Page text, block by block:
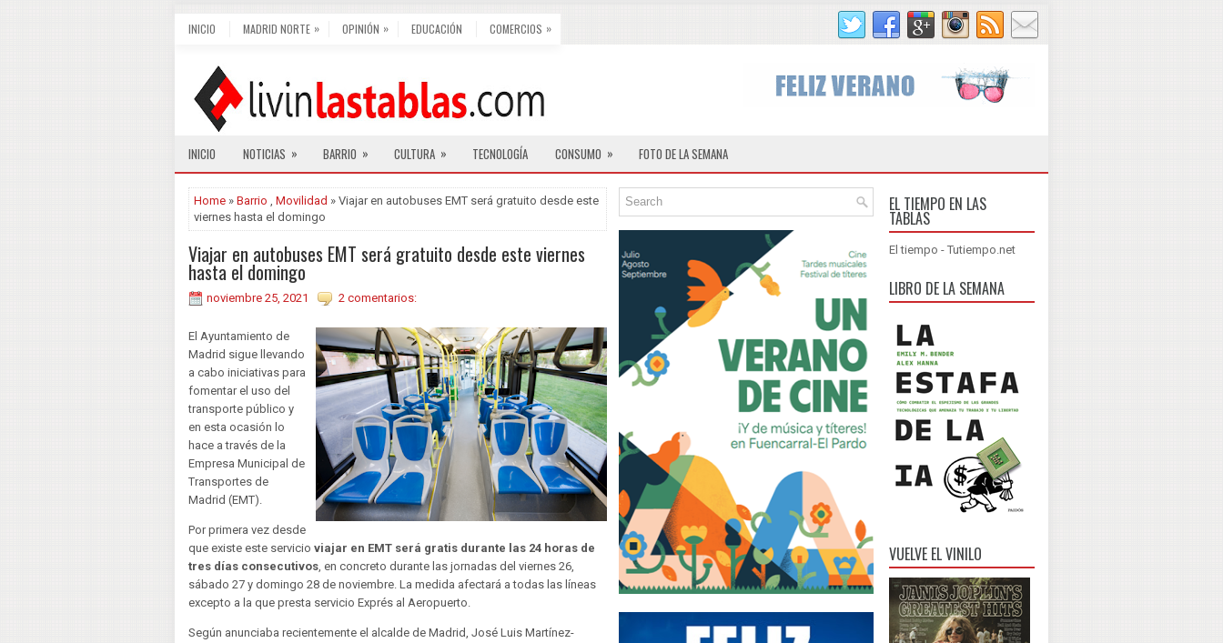
INICIO MADRID NORTE » OPINIÓN » EDUCACIÓN COMERCIOS »
INICIO NOTICIAS » BARRIO » CULTURA » TECNOLOGÍA CONSUMO » FOTO DE LA SEMANA
Home » Barrio , Movilidad » Viajar en autobuses EMT será gratuito desde este
viernes hasta el domingo
Viajar en autobuses EMT será gratuito desde este viernes
hasta el domingo
noviembre 25, 2021 2 comentarios:
El Ayuntamiento de
Madrid sigue llevando
a cabo iniciativas para
fomentar el uso del
transporte público y
en esta ocasión lo
hace a través de la
Empresa Municipal de
Transportes de
Madrid (EMT).
Por primera vez desde
que existe este servicio viajar en EMT será gratis durante las 24 horas de
tres días consecutivos, en concreto durante las jornadas del viernes 26,
sábado 27 y domingo 28 de noviembre. La medida afectará a todas las líneas
excepto a la que presta servicio Exprés al Aeropuerto.
Según anunciaba recientemente el alcalde de Madrid, José Luis Martínez-
EL TIEMPO EN LAS
TABLAS
El tiempo - Tutiempo.net
LIBRO DE LA SEMANA
VUELVE EL VINILO